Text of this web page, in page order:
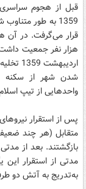
قبل از هجوم سراسری
1359 به طور
هزار نفر جمعیت
شدن شهر از سکنه
واحدهایی از تیپ
پس از استقرار
متقابل (هر چند
مدتی از استقرار
به‌تدریج به آتش دو